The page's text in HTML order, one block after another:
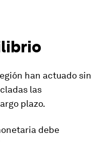
han actuado sin
las
plazo.
debe